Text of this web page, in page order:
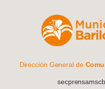
Dirección General de